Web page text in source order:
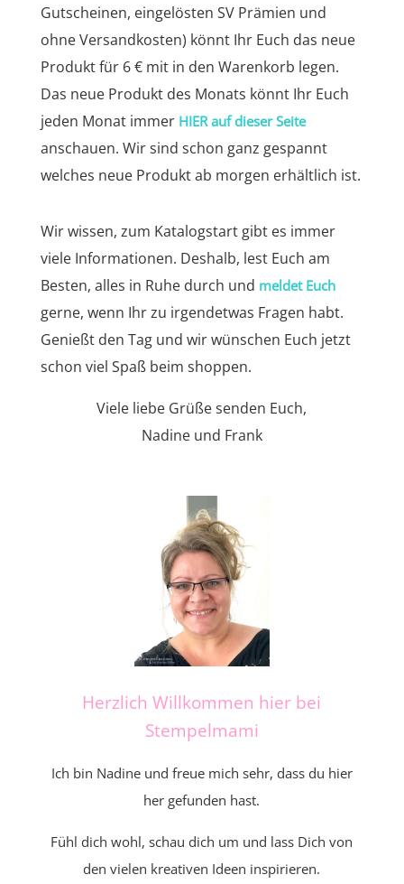
Gutscheinen, eingelösten SV Prämien und
ohne Versandkosten) könnt Ihr Euch das neue
Produkt für 6 € mit in den Warenkorb legen.
Das neue Produkt des Monats könnt Ihr Euch
jeden Monat immer HIER auf dieser Seite
anschauen. Wir sind schon ganz gespannt
welches neue Produkt ab morgen erhältlich ist.
Wir wissen, zum Katalogstart gibt es immer
viele Informationen. Deshalb, lest Euch am
Besten, alles in Ruhe durch und meldet Euch
gerne, wenn Ihr zu irgendetwas Fragen habt.
Genießt den Tag und wir wünschen Euch jetzt
schon viel Spaß beim shoppen.
Viele liebe Grüße senden Euch,
Nadine und Frank
Herzlich Willkommen hier bei
Stempelmami
Ich bin Nadine und freue mich sehr, dass du hier
her gefunden hast.
Fühl dich wohl, schau dich um und lass Dich von
den vielen kreativen Ideen inspirieren.